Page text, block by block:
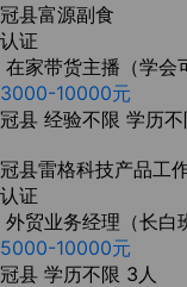
冠县富源副食
认证
在家带货主播（学会
3000-10000元
冠县 经验不限 学历不
冠县雷格科技产品工
认证
外贸业务经理（长白
5000-10000元
冠县 学历不限 3人